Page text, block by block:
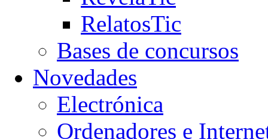
RelatosTic
Bases de concursos
Novedades
Electrónica
Ordenadores e